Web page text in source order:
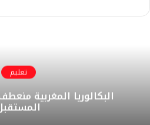
تعليم
البكالوريا المغربية